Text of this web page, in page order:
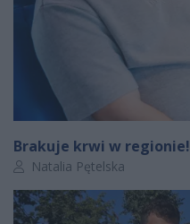
Brakuje krwi w regionie!
Autor artykułu:
Natalia Pętelska